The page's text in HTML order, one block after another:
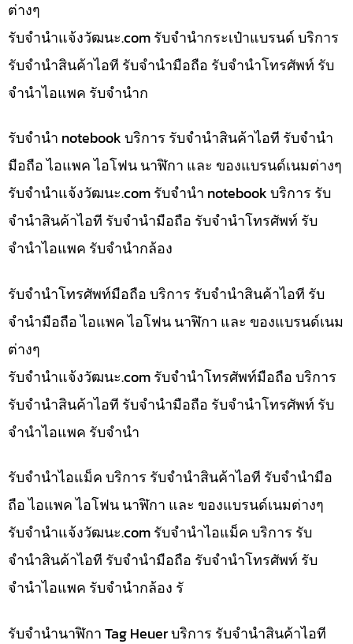
ต่างๆ
รับจํานําแจ้งวัฒนะ.com รับจำนำกระเป๋าแบรนด์ บริการ
รับจำนำสินค้าไอที รับจำนำมือถือ รับจำนำโทรศัพท์ รับ
จำนำไอแพค รับจำนำก
รับจำนำ notebook บริการ รับจำนำสินค้าไอที รับจำนำ
มือถือ ไอแพค ไอโฟน นาฬิกา และ ของแบรนด์เนมต่างๆ
รับจํานําแจ้งวัฒนะ.com รับจำนำ notebook บริการ รับ
จำนำสินค้าไอที รับจำนำมือถือ รับจำนำโทรศัพท์ รับ
จำนำไอแพค รับจำนำกล้อง
รับจำนำโทรศัพท์มือถือ บริการ รับจำนำสินค้าไอที รับ
จำนำมือถือ ไอแพค ไอโฟน นาฬิกา และ ของแบรนด์เนม
ต่างๆ
รับจํานําแจ้งวัฒนะ.com รับจำนำโทรศัพท์มือถือ บริการ
รับจำนำสินค้าไอที รับจำนำมือถือ รับจำนำโทรศัพท์ รับ
จำนำไอแพค รับจำนำ
รับจำนำไอแม็ค บริการ รับจำนำสินค้าไอที รับจำนำมือ
ถือ ไอแพค ไอโฟน นาฬิกา และ ของแบรนด์เนมต่างๆ
รับจํานําแจ้งวัฒนะ.com รับจำนำไอแม็ค บริการ รับ
จำนำสินค้าไอที รับจำนำมือถือ รับจำนำโทรศัพท์ รับ
จำนำไอแพค รับจำนำกล้อง รั
รับจำนำนาฬิกา Tag Heuer บริการ รับจำนำสินค้าไอที